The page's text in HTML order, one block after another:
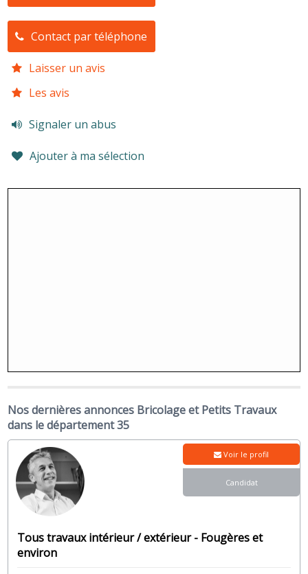
Contact par téléphone
Laisser un avis
Les avis
Signaler un abus
Ajouter à ma sélection
Nos dernières annonces Bricolage et Petits Travaux
dans le département 35
Tous travaux intérieur / extérieur - Fougères et
environ
Voir le profil
Candidat